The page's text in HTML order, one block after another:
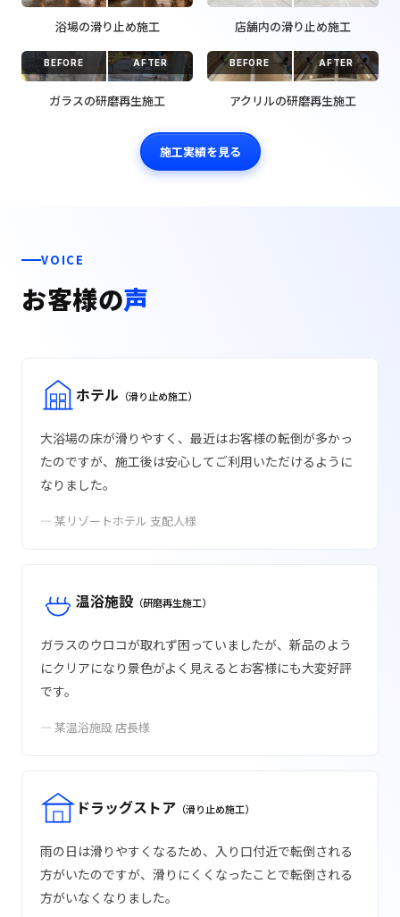
浴場の滑り止め施工 店舗内の滑り止め施工
BEFORE AFTER
ガラスの研磨再生施工
BEFORE AFTER
アクリルの研磨再生施工
施工実績を見る
VOICE
お客様の声
ホテル （滑り止め施工）
大浴場の床が滑りやすく、最近はお客様の転倒が多かっ
たのですが、施工後は安心してご利用いただけるように
なりました。
— 某リゾートホテル 支配人様
温浴施設（研磨再生施工）
ガラスのウロコが取れず困っていましたが、新品のよう
にクリアになり景色がよく見えるとお客様にも大変好評
です。
— 某温浴施設 店長様
ドラッグストア （滑り止め施工）
雨の日は滑りやすくなるため、入り口付近で転倒される
方がいたのですが、滑りにくくなったことで転倒される
方がいなくなりました。